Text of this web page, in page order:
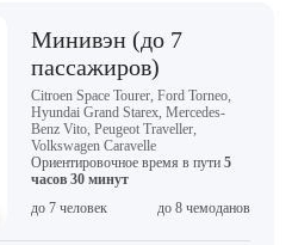
Минивэн (до 7
пассажиров)
Citroen Space Tourer, Ford Torneo,
Hyundai Grand Starex, Mercedes-
Benz Vito, Peugeot Traveller,
Volkswagen Caravelle
Ориентировочное время в пути 5
часов 30 минут
до 7 человек
до 8 чемоданов